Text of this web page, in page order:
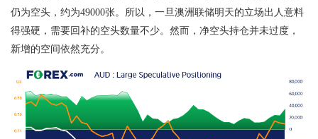
仍为空头，约为49000张。所以，一旦澳洲联储明天的立场出人意料
得强硬，需要回补的空头数量不少。然而，净空头持仓并未过度，
新增的空间依然充分。